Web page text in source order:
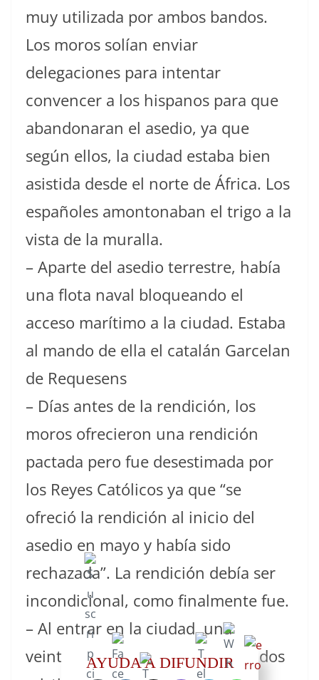
muy utilizada por ambos bandos.
Los moros solían enviar
delegaciones para intentar
convencer a los hispanos para que
abandonaran el asedio, ya que
según ellos, la ciudad estaba bien
asistida desde el norte de África. Los
españoles amontonaban el trigo a la
vista de la muralla.
– Aparte del asedio terrestre, había
una flota naval bloqueando el
acceso marítimo a la ciudad. Estaba
al mando de ella el catalán Garcelan
de Requesens
– Días antes de la rendición, los
moros ofrecieron una rendición
pactada pero fue desestimada por
los Reyes Católicos ya que “se
ofreció la rendición al inicio del
asedio en mayo y había sido
rechazada”. La rendición debía ser
incondicional, como finalmente fue.
– Al entrar en la ciudad, una
veintena de desertores y renegados
AYUDA A DIFUNDIR